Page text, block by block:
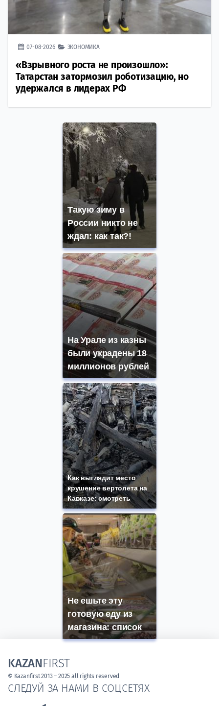
07-08-2026 ЭКОНОМИКА
«Взрывного роста не произошло»:
Татарстан затормозил роботизацию, но
удержался в лидерах РФ
Такую зиму в
России никто не
ждал: как так?!
На Урале из казны
были украдены 18
миллионов рублей
Как выглядит место
крушение вертолета на
Кавказе: смотреть
Не ешьте эту
готовую еду из
магазина: список
СЛЕДУЙ ЗА НАМИ В СОЦСЕТЯХ
KAZANFIRST
© Kazanfirst 2013 – 2025 all rights reserved